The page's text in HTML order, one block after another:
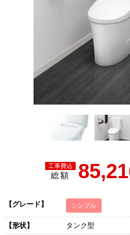
総額
【グレード】 シンプル
【形状】
タンク型